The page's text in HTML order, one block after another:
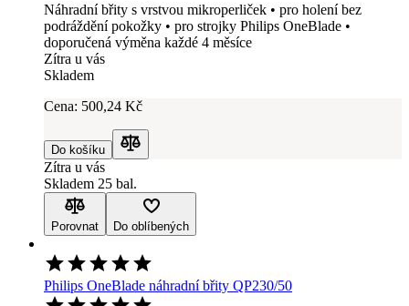
Náhradní břity s vrstvou mikroperliček • pro holení bez
podráždění pokožky • pro strojky Philips OneBlade •
doporučená výměna každé 4 měsíce
Zítra u vás
Skladem
Cena: 500,24 Kč
Do košíku
Porovnat
Zítra u vás
Skladem 25 bal.
Porovnat Do oblíbených
Philips OneBlade náhradní břity QP230/50